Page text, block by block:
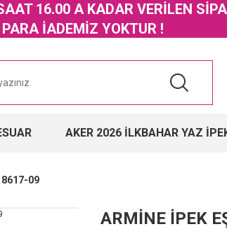
16.00 A KADAR VERİLEN
İADEMİZ YOKTUR !
AKER 2026 İLKBAHAR YAZ
8617-09
ARMİNE İPEK